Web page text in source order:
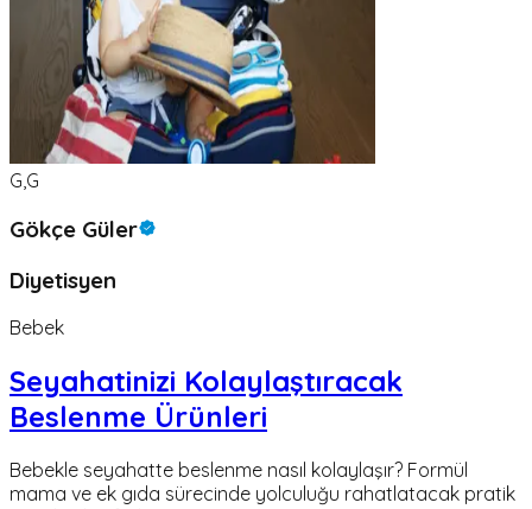
G,G
Gökçe Güler
Diyetisyen
Bebek
Seyahatinizi Kolaylaştıracak
Beslenme Ürünleri
Bebekle seyahatte beslenme nasıl kolaylaşır? Formül
mama ve ek gıda sürecinde yolculuğu rahatlatacak pratik